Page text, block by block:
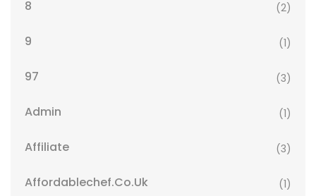
8 (2)
9 (1)
97 (3)
Admin (1)
Affiliate (3)
Affordablechef.co.uk (1)